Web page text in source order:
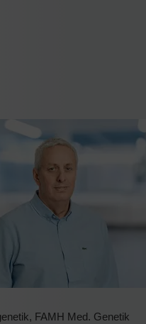
FAMH Med. Genetik